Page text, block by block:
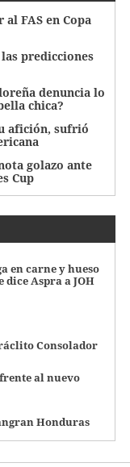
FAS en Copa
predicciones
denuncia lo
chica?
afición, sufrió
golazo ante
Cup
en carne y hueso
Aspra a JOH
Consolador
al nuevo
Honduras